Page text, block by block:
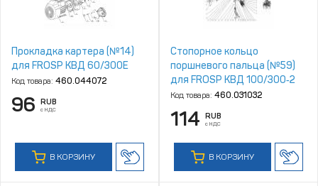
Прокладка картера (№14)
для FROSP КВД 60/300Е
Код товара: 460.044072
96 RUB
с НДС
В КОРЗИНУ
Стопорное кольцо
поршневого пальца (№59)
для FROSP КВД 100/300‑2
Код товара: 460.031032
114 RUB
с НДС
В КОРЗИНУ